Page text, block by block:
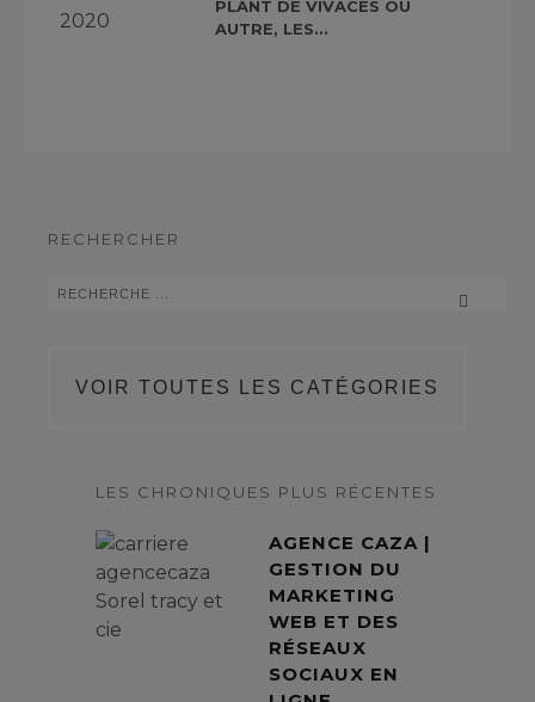
PLANT DE VIVACES OU
AUTRE, LES...
RECHERCHER
VOIR TOUTES LES CATÉGORIES
LES CHRONIQUES PLUS RÉCENTES
AGENCE CAZA |
GESTION DU
MARKETING
WEB ET DES
RÉSEAUX
SOCIAUX EN